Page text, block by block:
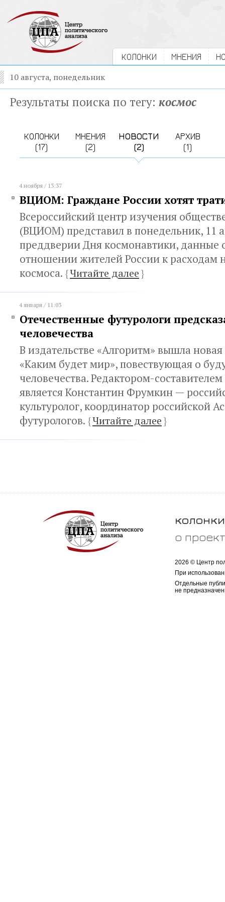
КОЛОНКИ МНЕНИЯ
10 августа, понедельник
Результаты поиска по тегу: космос
КОЛОНКИ
(17)
МНЕНИЯ
(2)
НОВОСТИ
(2)
АРХИВ
(1)
4 ноября / 13:37
ВЦИОМ: Граждане России хотят
Всероссийский центр изучения
(ВЦИОМ) представил в понедельник, 11
преддверии Дня космонавтики, данные
отношении жителей России к расходам
космоса. {Читайте далее}
4 января / 11:03
Отечественные футурологи
человечества
В издательстве «Алгоритм» вышла
«Каким будет мир», повествующая о
человечества. Редактором-
является Константин Фрумкин —
культуролог, координатор российской
футурологов. {Читайте далее}
колонки
о
2026 © Центр
При
Отдельные
не